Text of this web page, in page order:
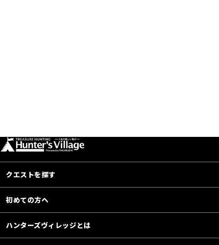
クエストを探す
初めての方へ
ハンターズヴィレッジとは